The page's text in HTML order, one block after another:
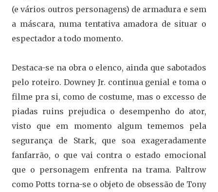
(e vários outros personagens) de armadura e sem
a máscara, numa tentativa amadora de situar o
espectador a todo momento.
Destaca-se na obra o elenco, ainda que sabotados
pelo roteiro. Downey Jr. continua genial e toma o
filme pra si, como de costume, mas o excesso de
piadas ruins prejudica o desempenho do ator,
visto que em momento algum tememos pela
segurança de Stark, que soa exageradamente
fanfarrão, o que vai contra o estado emocional
que o personagem enfrenta na trama. Paltrow
como Potts torna-se o objeto de obsessão de Tony